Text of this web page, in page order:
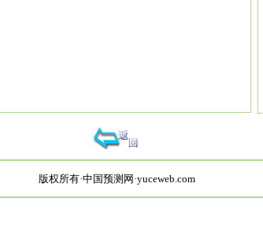
版权所有·中国预测网·yuceweb.com